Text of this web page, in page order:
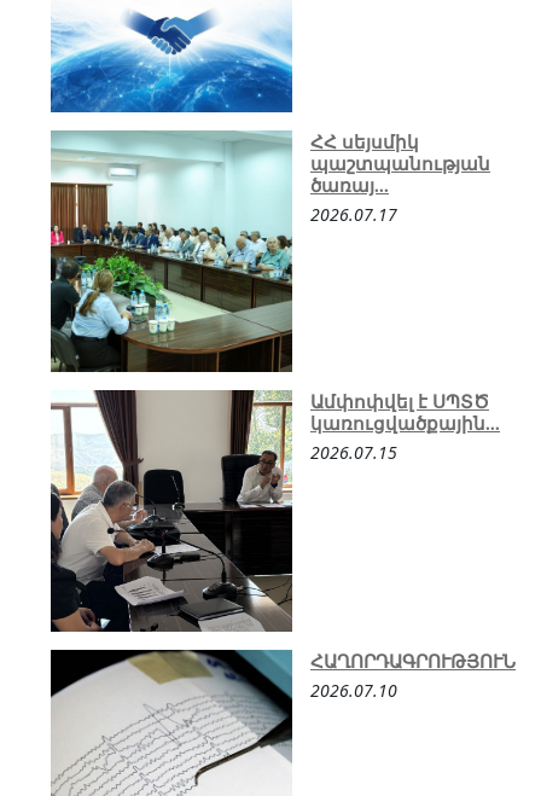
ՀՀ սեյսմիկ
պաշտպանության
ծառայ...
2026.07.17
Ամփոփվել է ՍՊՏԾ
կառուցվածքային...
2026.07.15
ՀԱՂՈՐԴԱԳՐՈՒԹՅՈՒՆ
2026.07.10